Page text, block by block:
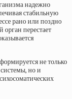
надежно
стабильную
рано или поздно
орган перестает
не только
но и